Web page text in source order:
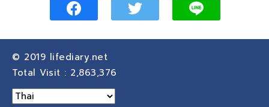
© 2019 lifediary.net
Total Visit : 2,863,376